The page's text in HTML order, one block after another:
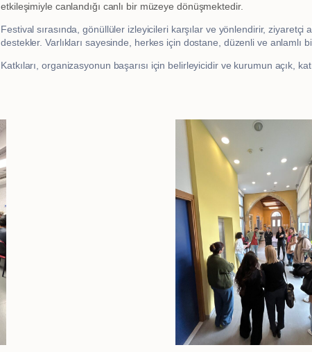
etkileşimiyle canlandığı canlı bir müzeye dönüşmektedir.
Festival sırasında, gönüllüler izleyicileri karşılar ve yönlendirir, ziyaretçi
destekler. Varlıkları sayesinde, herkes için dostane, düzenli ve anlamlı
Katkıları, organizasyonun başarısı için belirleyicidir ve kurumun açık,